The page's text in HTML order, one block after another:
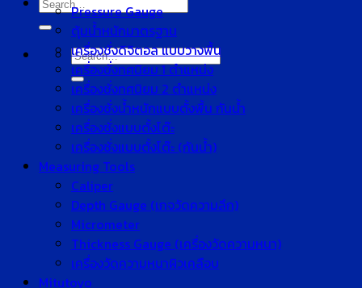
for:
Search
for:
Pressure Gauge
ตุ้มน้ำหนักมาตรฐาน
เครื่องชั่งดิจิตอล แบบวางพื้น
เครื่องชั่งทศนิยม 1 ตำแหน่ง
เครื่องชั่งทศนิยม 2 ตำแหน่ง
เครื่องชั่งน้ำหนักแบบตั้งพื้น กันน้ำ
เครื่องชั่งแบบตั้งโต๊ะ
เครื่องชั่งแบบตั้งโต๊ะ (กันน้ำ)
Measuring Tools
Caliper
Depth Gauge (เกจวัดความลึก)
Micrometer
Thickness Gauge (เครื่องวัดความหนา)
เครื่องวัดความหนาผิวเคลือบ
Mitutoyo